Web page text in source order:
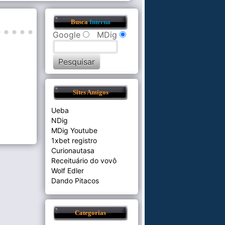
BuscaInterna
Google MDig
Sites Amigos
Ueba
NDig
MDig Youtube
1xbet registro
Curionautasa
Receituário do vovô
Wolf Edler
Dando Pitacos
Categorias